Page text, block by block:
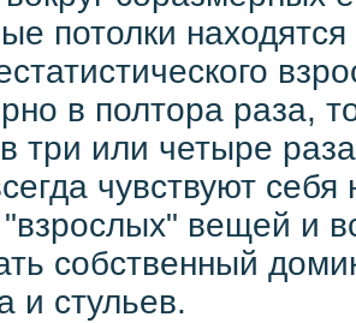
потолки
в полтора раза,
три или четыре
чувствуют
вещей и
собственный
и стульев.